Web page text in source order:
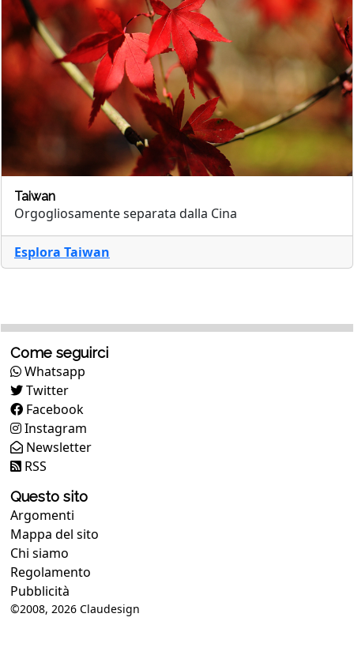
Taiwan
Orgogliosamente separata dalla Cina
Esplora Taiwan
Come seguirci
Whatsapp
Twitter
Facebook
Instagram
Newsletter
RSS
Questo sito
Argomenti
Mappa del sito
Chi siamo
Regolamento
Pubblicità
©2008, 2026 Claudesign